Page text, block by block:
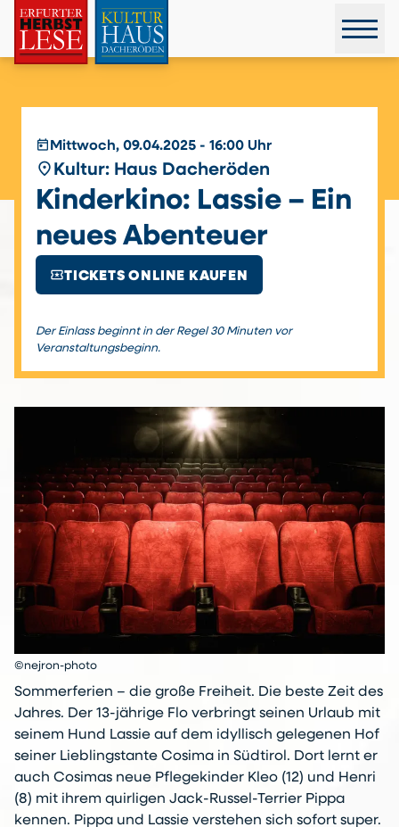
today Mittwoch, 09.04.2025 - 16:00 Uhr
place Kultur: Haus Dacheröden
Kinderkino: Lassie – Ein
neues Abenteuer
local_activityTICKETS ONLINE KAUFEN
Der Einlass beginnt in der Regel 30 Minuten vor
Veranstaltungsbeginn.
©nejron-photo
Sommerferien – die große Freiheit. Die beste Zeit des
Jahres. Der 13-jährige Flo verbringt seinen Urlaub mit
seinem Hund Lassie auf dem idyllisch gelegenen Hof
seiner Lieblingstante Cosima in Südtirol. Dort lernt er
auch Cosimas neue Pflegekinder Kleo (12) und Henri
(8) mit ihrem quirligen Jack-Russel-Terrier Pippa
kennen. Pippa und Lassie verstehen sich sofort super.